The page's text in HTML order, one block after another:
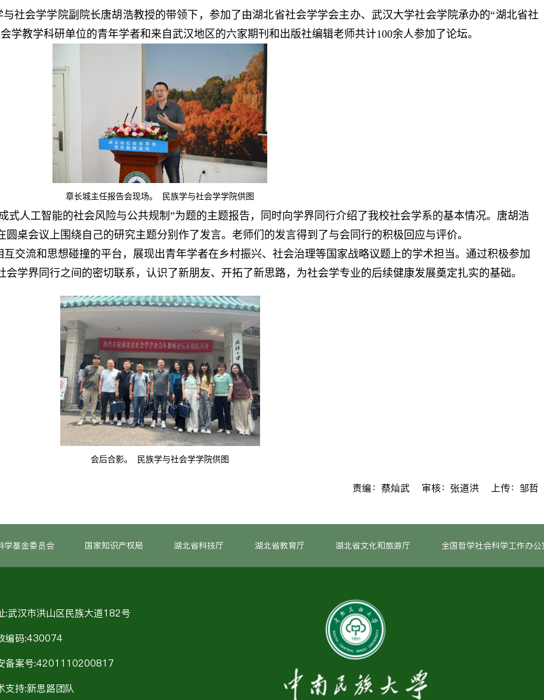
社会学学院副院长唐胡浩教授的带领下，参加了由湖北省社会学学会主办、武汉大学社会学院承办的“湖北省社
学教学科研单位的青年学者和来自武汉地区的六家期刊和出版社编辑老师共计100余人参加了论坛。
章长城主任报告会现场。 民族学与社会学学院供图
式人工智能的社会风险与公共规制”为题的主题报告，同时向学界同行介绍了我校社会学系的基本情况。唐胡浩
桌会议上围绕自己的研究主题分别作了发言。老师们的发言得到了与会同行的积极回应与评价。
交流和思想碰撞的平台，展现出青年学者在乡村振兴、社会治理等国家战略议题上的学术担当。通过积极参加
学界同行之间的密切联系，认识了新朋友、开拓了新思路，为社会学专业的后续健康发展奠定扎实的基础。
会后合影。 民族学与社会学学院供图
责编：蔡灿武 审核：张道洪 上传：邹哲
学基金委员会 国家知识产权局 湖北省科技厅 湖北省教育厅 湖北省文化和旅游厅 全国哲学社会科学工作办公
:武汉市洪山区民族大道182号
编码:430074
备案号:4201110200817
支持:新思路团队